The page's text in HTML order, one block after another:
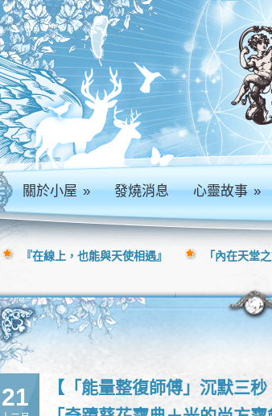
關於小屋» 發燒消息 心靈故事»
21
【「能量整復師傅」沉默三
『在線上，也能與天使相遇』 「內在天堂